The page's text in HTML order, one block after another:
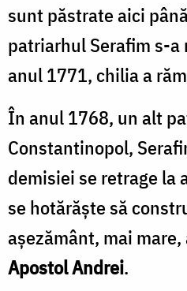
sunt păstrate aici
patriarhul Serafim s-a
anul 1771, chilia a
În anul 1768, un alt
Constantinopol,
demisiei se retrage la
se hotărăşte să
aşezământ, mai
Apostol Andrei.